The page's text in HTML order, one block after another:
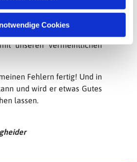
Cookies
auch unsere Fehler und
vergeblich sind und dass es
unseren vermeintlichen
Fehlern fertig! Und in
und wird er etwas Gutes
lassen.